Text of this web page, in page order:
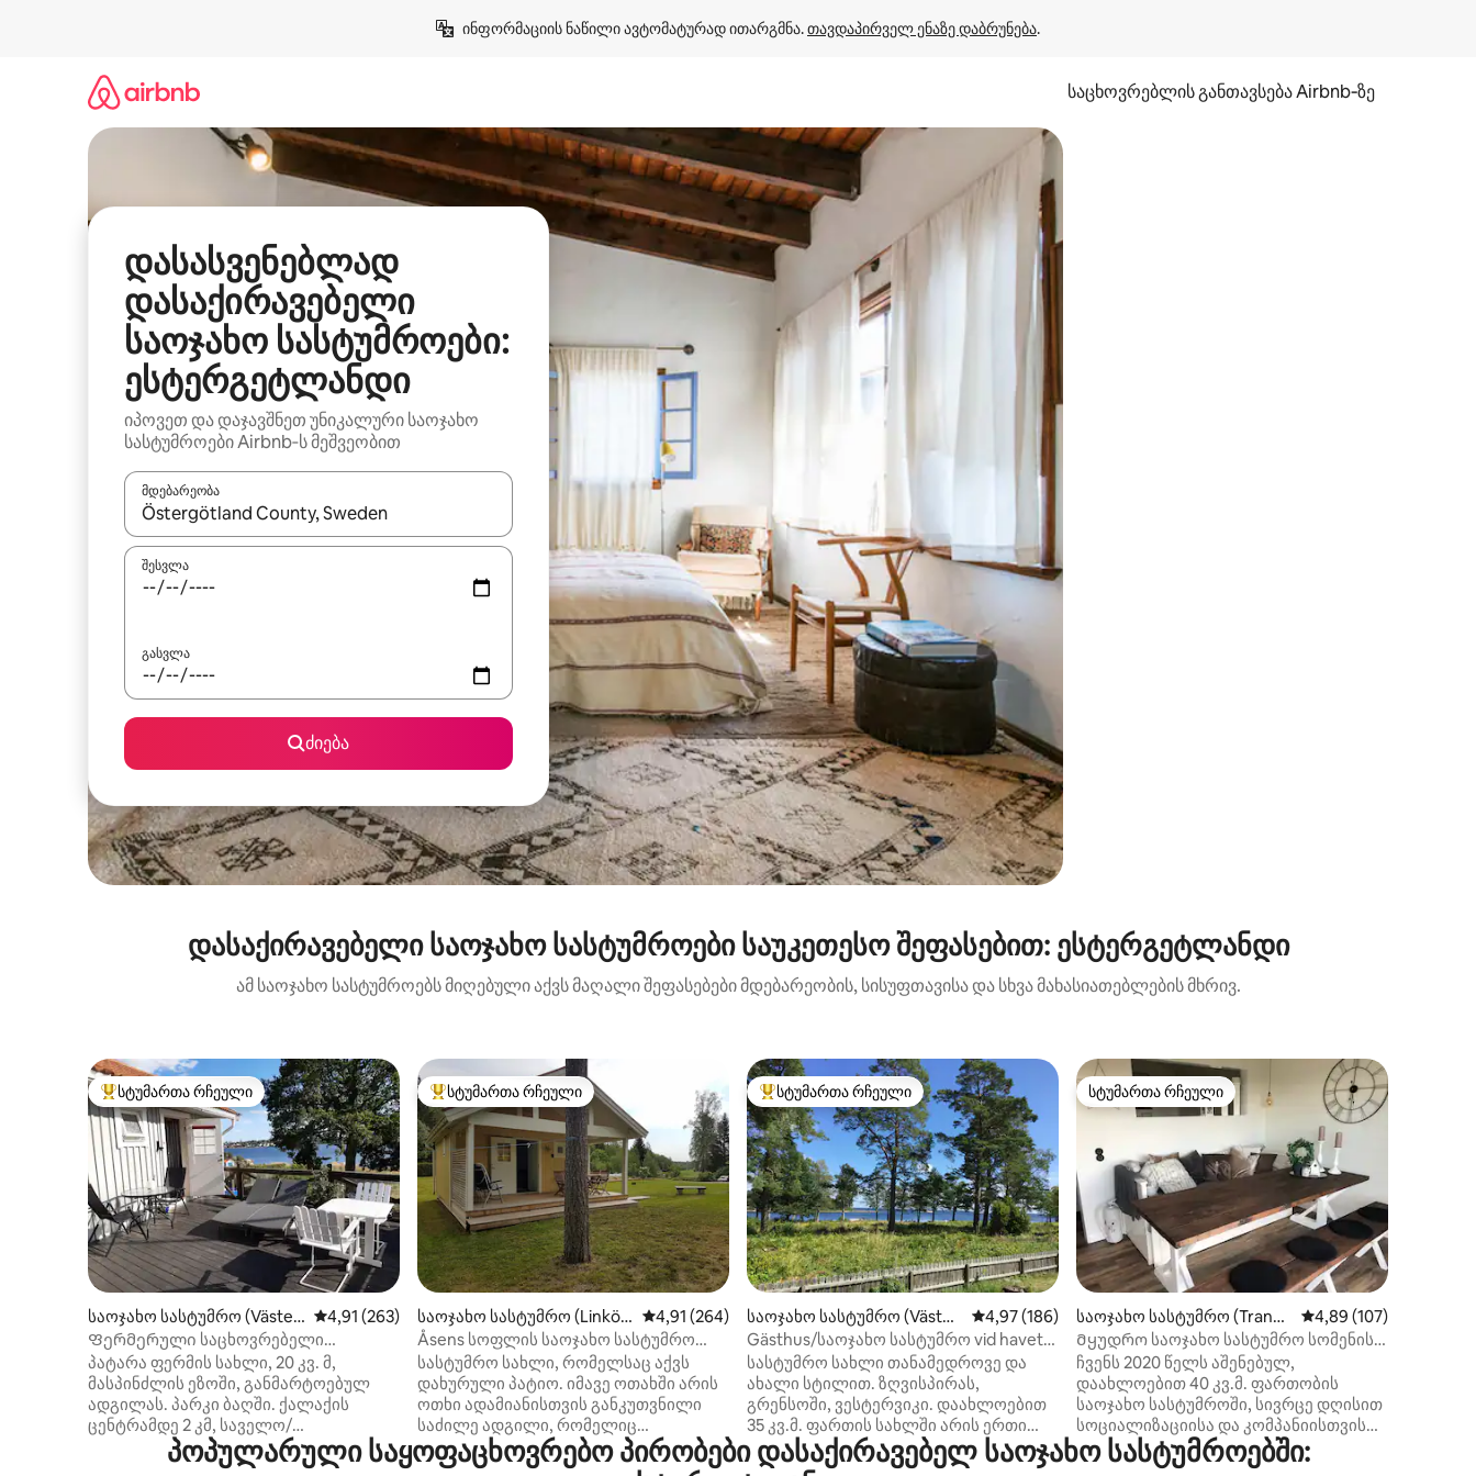
ინფორმაციის ნაწილი ავტომატურად ითარგმნა. თავდაპირველ ენაზე დაბრუნება.
საცხოვრებლის განთავსება Airbnb‑ზე
დასასვენებლად
დასაქირავებელი
საოჯახო სასტუმროები:
ესტერგეტლანდი
იპოვეთ და დაჯავშნეთ უნიკალური საოჯახო
სასტუმროები Airbnb‑ს მეშვეობით
მდებარეობა
როცა შედეგები ხელმისაწვდომი გახდება, ნავიგაციისთვის გამოიყენეთ კლავიშები ზემოთ/ქვემოთ მიმართული ისრებით ან შეხებისა თუ თითის გასმის ჟესტები.
შესვლა
გასვლა
ძიება
დასაქირავებელი საოჯახო სასტუმროები საუკეთესო შეფასებით: ესტერგეტლანდი
ამ საოჯახო სასტუმროებს მიღებული აქვს მაღალი შეფასებები მდებარეობის, სისუფთავისა და სხვა მახასიათებლების მხრივ.
სტუმართა რჩეული მოწინავე ვარიანტი
სტუმართა რჩეული
საოჯახო სასტუმრო (Väster
vik NO)
საშუალო შეფასებაა 5‑დან 4,91, 263 მიმოხილვა
4,91 (263)
Ფერმერული საცხოვრებელი
შესანიშნავი მდებარეობით ზღვის
ყურესთან.
პატარა ფერმის სახლი, 20 კვ. მ,
მასპინძლის ეზოში, განმარტოებულ
ადგილას. პარკი ბაღში. ქალაქის
ცენტრამდე 2 კმ, საველო/
ველოსიპედის ბილიკით.
შესაძლებელია ველოსიპედების
სტუმართა რჩეული მოწინავე ვარიანტი
სტუმართა რჩეული
საოჯახო სასტუმრო (Linköpi
ng)
საშუალო შეფასებაა 5‑დან 4,91, 264 მიმოხილვა
4,91 (264)
Åsens სოფლის საოჯახო სასტუმრო
გარეთ Linköping
სასტუმრო სახლი, რომელსაც აქვს
დახურული პატიო. იმავე ოთახში არის
ოთხი ადამიანისთვის განკუთვნილი
საძილე ადგილი, რომელიც
დაყოფილია ორმაგ საწოლად და
დივან-კანაპედ. საწოლის თეთრეული
სტუმართა რჩეული მოწინავე ვარიანტი
სტუმართა რჩეული
საოჯახო სასტუმრო (Väster
vik NO)
საშუალო შეფასებაა 5‑დან 4,97, 186 მიმოხილვა
4,97 (186)
Gästhus/საოჯახო სასტუმრო vid havet/
ზღვასთან 4 პაქსი
სასტუმრო სახლი თანამედროვე და
ახალი სტილით. ზღვისპირას,
გრენსოში, ვესტერვიკი. დაახლოებით
35 კვ.მ. ფართის სახლში არის ერთი
საძინებელი ორადგილიანი საწოლით,
სატელევიზიო ოთახი კომფორტული
სტუმართა რჩეული
სტუმართა რჩეული
საოჯახო სასტუმრო (Tranås
NO)
საშუალო შეფასებაა
4,89 (107)
Მყუდრო საოჯახო სასტუმრო სომენის
გაერთიანებაში
ჩვენს 2020 წელს აშენებულ,
დაახლოებით 40 კვ.მ. ფართობის
საოჯახო სასტუმროში, სივრცე დღისით
სოციალიზაციისა და კომპანიისთვის
გამოვიყენეთ, რომელიც ღამით 6
კომფორტულ საძილე ადგილად
პოპულარული საყოფაცხოვრებო პირობები დასაქირავებელ საოჯახო სასტუმროებში: